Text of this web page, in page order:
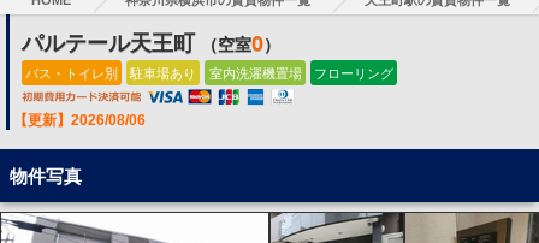
パルテール天王町 （空室0）
バス・トイレ別 駐車場あり 室内洗濯機置場 フローリング
【更新】2026/08/06
物件写真